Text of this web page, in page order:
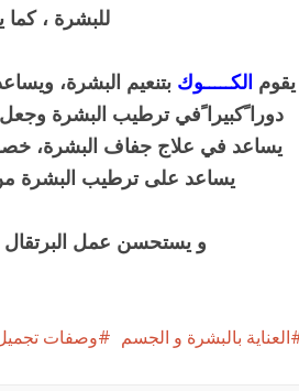
للبشرة ، كما
يقوم الكـــــوكبتنعيم البشرة،
دورا ًكبيرا ًفي ترطيب البشرة
يساعد في علاج جفاف البشرة،
يساعد على ترطيب البشرة
و يستحسن عمل
العناية بالبشرة و الجسم وصفات